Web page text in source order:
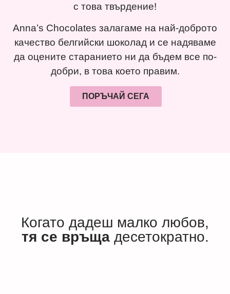
с това твърдение!
Anna’s Chocolates залагаме на най-доброто
качество белгийски шоколад и се надяваме
да оцените старанието ни да бъдем все по-
добри, в това което правим.
ПОРЪЧАЙ СЕГА
Когато дадеш малко любов,
тя се връщадесетократно.